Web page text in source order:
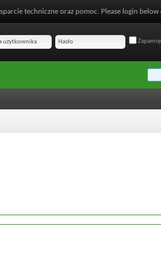
techniczne oraz pomoc. Please login below